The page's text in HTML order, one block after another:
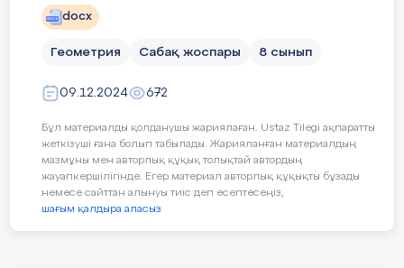
25
минут
=
, Демек BC=4 бірлік, AB=5 бірлік.
мақсаттары
,
-ның мәндерін олардың
Сабақтың мақсаты
Бұрыштың синус, косинус,
docx
Геометрия Сабақ жоспары 8 сынып
09.12.2024 672
Бұл материалды қолданушы жариялаған. Ustaz Tilegi ақпаратты
жеткізуші ғана болып табылады. Жарияланған материалдың
мазмұны мен авторлық құқық толықтай автордың
жауапкершілігінде. Егер материал авторлық құқықты бұзады
немесе сайттан алынуы тиіс деп есептесеңіз,
шағым қалдыра аласыз